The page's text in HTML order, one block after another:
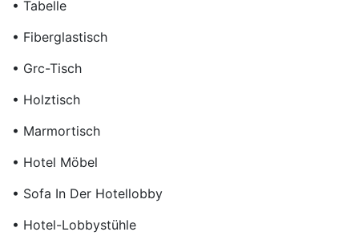
• Tabelle
• Fiberglastisch
• Grc-Tisch
• Holztisch
• Marmortisch
• Hotel Möbel
• Sofa In Der Hotellobby
• Hotel-Lobbystühle